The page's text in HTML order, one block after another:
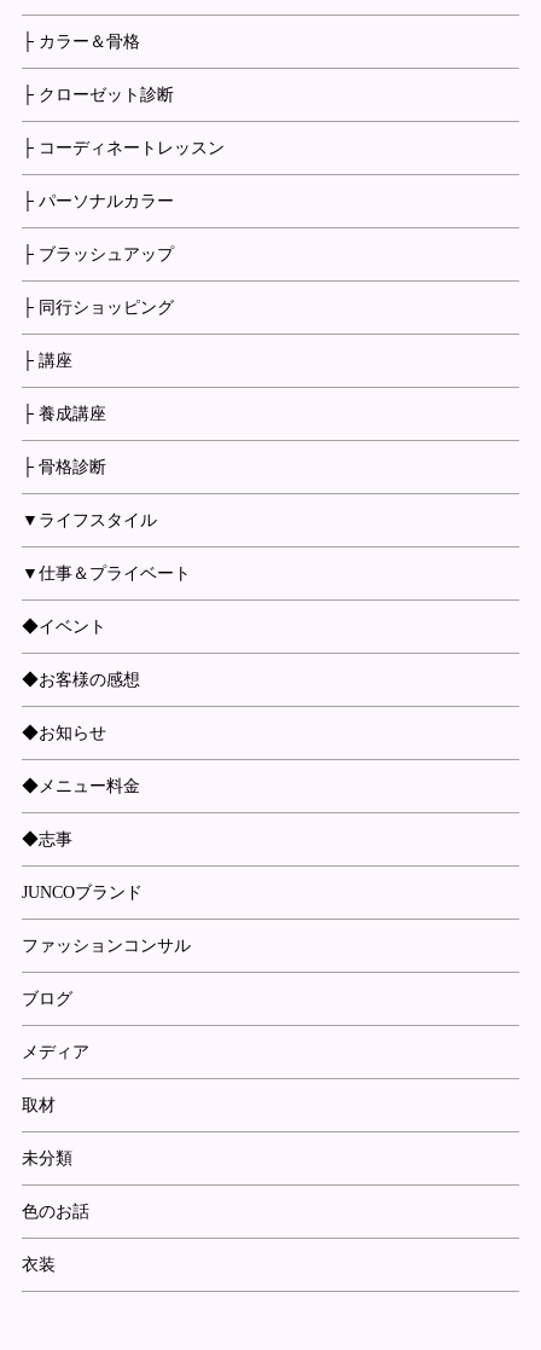
├ カラー＆骨格
├ クローゼット診断
├ コーディネートレッスン
├ パーソナルカラー
├ ブラッシュアップ
├ 同行ショッピング
├ 講座
├ 養成講座
├ 骨格診断
▼ライフスタイル
▼仕事＆プライベート
◆イベント
◆お客様の感想
◆お知らせ
◆メニュー料金
◆志事
JUNCOブランド
ファッションコンサル
ブログ
メディア
取材
未分類
色のお話
衣装